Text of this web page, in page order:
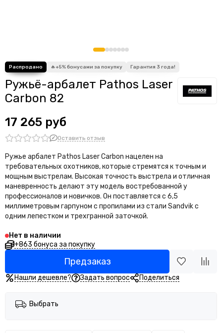
Ружьё-арбалет Pathos Laser
Carbon 82
17 265 руб
Оставить отзыв
Ружье арбалет Pathos Laser Carbon нацелен на
требовательных охотников, которые стремятся к точным и
мощным выстрелам. Высокая точность выстрела и отличная
маневренность делают эту модель востребованной у
профессионалов и новичков. Он поставляется с 6,5
миллиметровым гарпуном с пропилами из стали Sandvik с
одним лепестком и трехгранной заточкой.
Нет в наличии
+863 бонуса за покупку
Предзаказ
Нашли дешевле? Задать вопрос Поделиться
Выбрать